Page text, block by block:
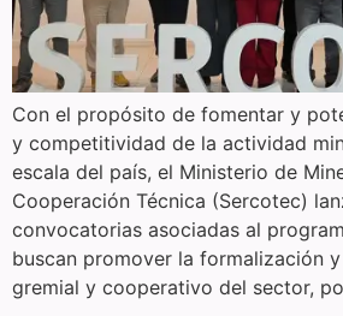
Con el propósito de fomentar y
y competitividad de la actividad
escala del país, el Ministerio de
Cooperación Técnica (Sercotec)
convocatorias asociadas al
buscan promover la formalización
gremial y cooperativo del sector,